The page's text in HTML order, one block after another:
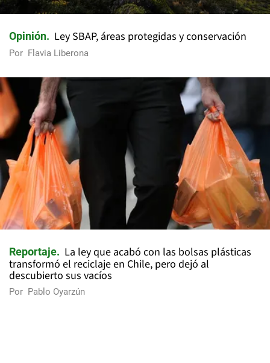
Opinión Ley SBAP, áreas protegidas y conservación
Por Flavia Liberona
Reportaje
La ley que acabó con las bolsas plásticas
transformó el reciclaje en Chile, pero dejó al
descubierto sus vacíos
Por Pablo Oyarzún